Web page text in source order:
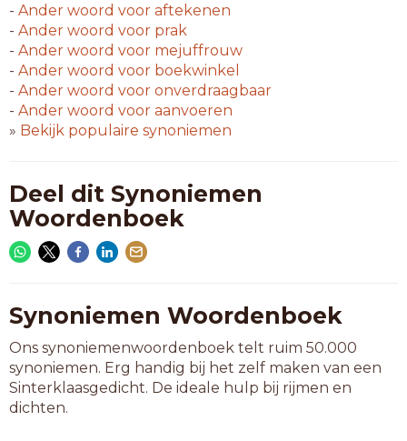
- Ander woord voor aftekenen
- Ander woord voor prak
- Ander woord voor mejuffrouw
- Ander woord voor boekwinkel
- Ander woord voor onverdraagbaar
- Ander woord voor aanvoeren
» Bekijk populaire synoniemen
Deel dit Synoniemen
Woordenboek
Synoniemen Woordenboek
Ons synoniemenwoordenboek telt ruim 50.000
synoniemen. Erg handig bij het zelf maken van een
Sinterklaasgedicht. De ideale hulp bij rijmen en
dichten.